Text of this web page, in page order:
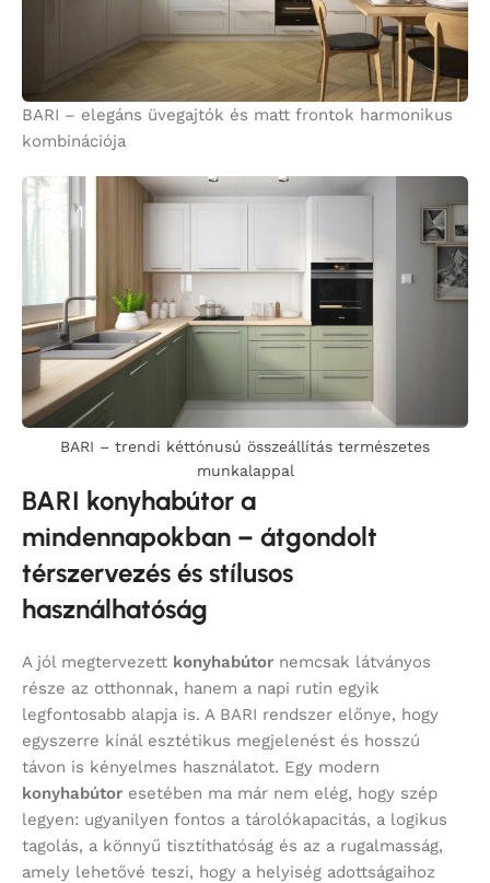
BARI – elegáns üvegajtók és matt frontok harmonikus
kombinációja
BARI – trendi kéttónusú összeállítás természetes
munkalappal
BARI konyhabútor a
mindennapokban – átgondolt
térszervezés és stílusos
használhatóság
A jól megtervezett konyhabútor nemcsak látványos
része az otthonnak, hanem a napi rutin egyik
legfontosabb alapja is. A BARI rendszer előnye, hogy
egyszerre kínál esztétikus megjelenést és hosszú
távon is kényelmes használatot. Egy modern
konyhabútor esetében ma már nem elég, hogy szép
legyen: ugyanilyen fontos a tárolókapacitás, a logikus
tagolás, a könnyű tisztíthatóság és az a rugalmasság,
amely lehetővé teszi, hogy a helyiség adottságaihoz